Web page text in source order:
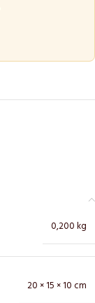
0,200 kg
20 × 15 × 10 cm